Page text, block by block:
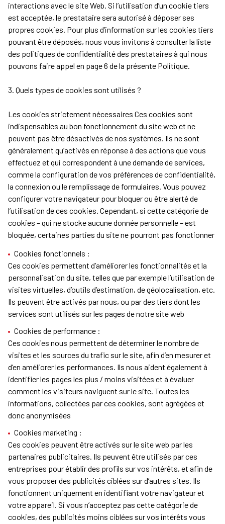
interactions avec le site Web. Si l’utilisation d’un cookie tiers
est acceptée, le prestataire sera autorisé à déposer ses
propres cookies. Pour plus d’information sur les cookies tiers
pouvant être déposés, nous vous invitons à consulter la liste
des politiques de confidentialité des prestataires à qui nous
pouvons faire appel en page 6 de la présente Politique.
3. Quels types de cookies sont utilisés ?
Les cookies strictement nécessaires Ces cookies sont
indispensables au bon fonctionnement du site web et ne
peuvent pas être désactivés de nos systèmes. Ils ne sont
généralement qu’activés en réponse à des actions que vous
effectuez et qui correspondent à une demande de services,
comme la configuration de vos préférences de confidentialité,
la connexion ou le remplissage de formulaires. Vous pouvez
configurer votre navigateur pour bloquer ou être alerté de
l’utilisation de ces cookies. Cependant, si cette catégorie de
cookies – qui ne stocke aucune donnée personnelle – est
bloquée, certaines parties du site ne pourront pas fonctionner
Cookies fonctionnels :
Ces cookies permettent d’améliorer les fonctionnalités et la
personnalisation du site, telles que par exemple l’utilisation de
visites virtuelles, d’outils d’estimation, de géolocalisation, etc.
Ils peuvent être activés par nous, ou par des tiers dont les
services sont utilisés sur les pages de notre site web
Cookies de performance :
Ces cookies nous permettent de déterminer le nombre de
visites et les sources du trafic sur le site, afin d’en mesurer et
d’en améliorer les performances. Ils nous aident également à
identifier les pages les plus / moins visitées et à évaluer
comment les visiteurs naviguent sur le site. Toutes les
informations, collectées par ces cookies, sont agrégées et
donc anonymisées
Cookies marketing :
Ces cookies peuvent être activés sur le site web par les
partenaires publicitaires. Ils peuvent être utilisés par ces
entreprises pour établir des profils sur vos intérêts, et afin de
vous proposer des publicités ciblées sur d’autres sites. Ils
fonctionnent uniquement en identifiant votre navigateur et
votre appareil. Si vous n’acceptez pas cette catégorie de
cookies, des publicités moins ciblées sur vos intérêts vous